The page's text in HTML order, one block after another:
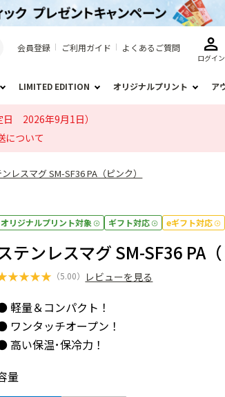
会員登録 ご利用ガイド よくあるご質問
ログイン
LIMITED EDITION オリジナルプリント ア
2026年9月1日）
について
レスマグ SM-SF36 PA（ピンク）
オリジナルプリント対象 ギフト対応 eギフト対応
テンレスマグ SM-SF36 PA（
★★★★ （5.00） レビューを見る
軽量＆コンパクト！
ワンタッチオープン！
高い保温･保冷力！
量